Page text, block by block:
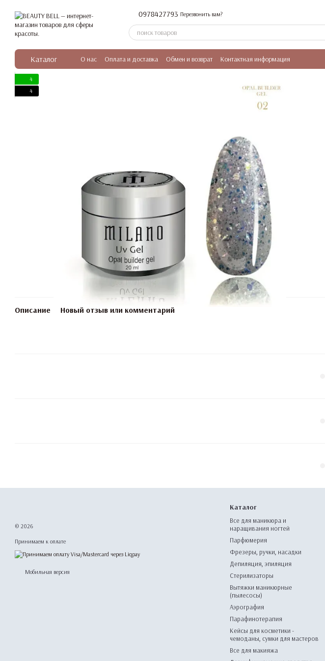
0978427793 Перезвонить вам?
Каталог О нас Оплата и доставка Обмен и возврат Контактная информация
4
4
Описание Новый отзыв или комментарий
© 2026
Принимаем к оплате
Мобильная версия
Каталог
Все для маникюра и
наращивания ногтей
Парфюмерия
Фрезеры, ручки, насадки
Депиляция, эпиляция
Стерилизаторы
Вытяжки маникюрные
(пылесосы)
Аэрография
Парафинотерапия
Кейсы для косметики -
чемоданы, сумки для мастеров
Все для макияжа